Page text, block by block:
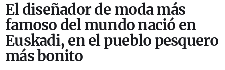
El diseñador de moda más
famoso del mundo nació en
Euskadi, en el pueblo pesquero
más bonito